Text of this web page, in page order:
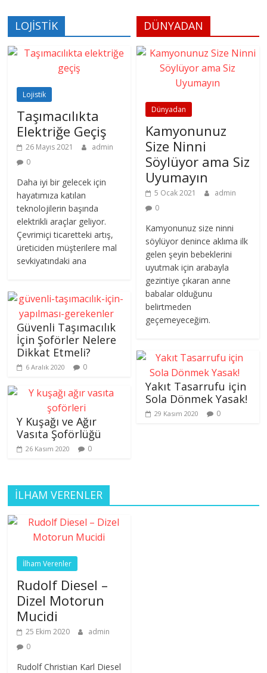
LOJİSTİK
Lojistik
Taşımacılıkta
Elektriğe Geçiş
26 Mayıs 2021
admin
0
Daha iyi bir gelecek için
hayatımıza katılan
teknolojilerin başında
elektrikli araçlar geliyor.
Çevrimiçi ticaretteki artış,
üreticiden müşterilere mal
sevkiyatındaki ana
Güvenli Taşımacılık
İçin Şoförler Nelere
Dikkat Etmeli?
6 Aralık 2020 0
Y Kuşağı ve Ağır
Vasıta Şoförlüğü
26 Kasım 2020 0
DÜNYADAN
Dünyadan
Kamyonunuz
Size Ninni
Söylüyor ama Siz
Uyumayın
5 Ocak 2021
admin
0
Kamyonunuz size ninni
söylüyor denince aklıma ilk
gelen şeyin bebeklerini
uyutmak için arabayla
gezintiye çıkaran anne
babalar olduğunu
belirtmeden
geçemeyeceğim.
Yakıt Tasarrufu için
Sola Dönmek Yasak!
29 Kasım 2020 0
İLHAM VERENLER
İlham Verenler
Rudolf Diesel –
Dizel Motorun
Mucidi
25 Ekim 2020
admin
0
Rudolf Christian Karl Diesel